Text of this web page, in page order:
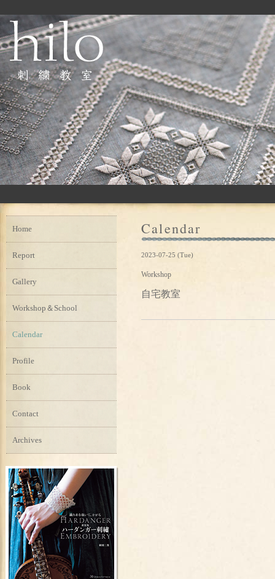
Calendar
2023-07-25 (Tue)
Workshop
自宅教室
Home
Report
Gallery
Workshop＆School
Calendar
Profile
Book
Contact
Archives